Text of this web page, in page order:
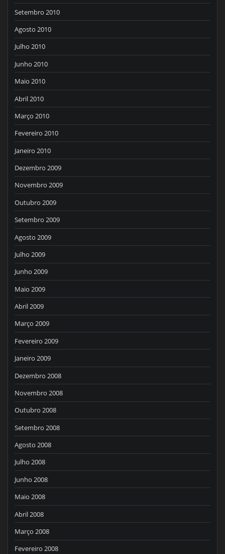
Setembro 2010
Agosto 2010
Julho 2010
Junho 2010
Maio 2010
Abril 2010
Março 2010
Fevereiro 2010
Janeiro 2010
Dezembro 2009
Novembro 2009
Outubro 2009
Setembro 2009
Agosto 2009
Julho 2009
Junho 2009
Maio 2009
Abril 2009
Março 2009
Fevereiro 2009
Janeiro 2009
Dezembro 2008
Novembro 2008
Outubro 2008
Setembro 2008
Agosto 2008
Julho 2008
Junho 2008
Maio 2008
Abril 2008
Março 2008
Fevereiro 2008